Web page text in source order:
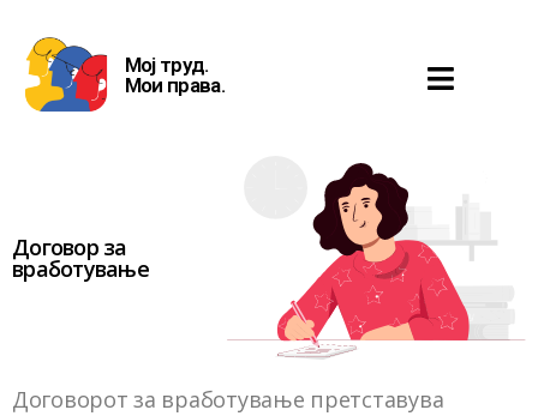
Мој труд.
Мои права.
Договор за
вработување
Договорот за вработување претставува